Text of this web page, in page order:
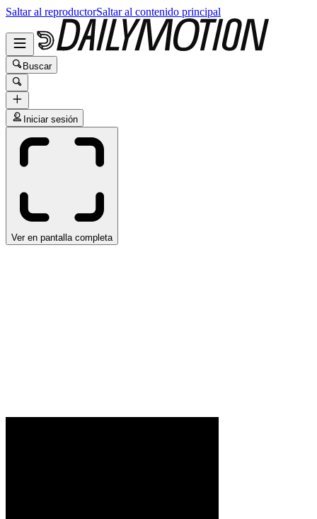
Saltar al reproductorSaltar al contenido principal
Buscar
Iniciar sesión
Ver en pantalla completa